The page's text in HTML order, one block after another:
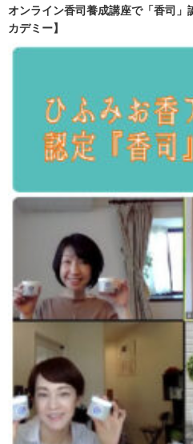
オンライン香司養成講座で「香司
カデミー】